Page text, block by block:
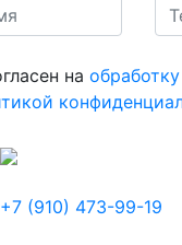
на
+7 (910) 473-99-19